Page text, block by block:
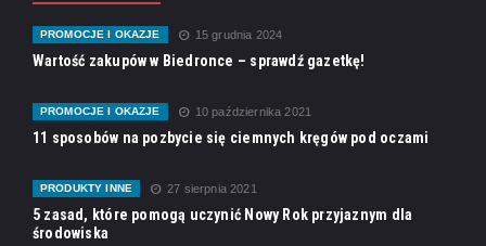
PROMOCJE I OKAZJE 15 grudnia 2024
Wartość zakupów w Biedronce – sprawdź gazetkę!
PROMOCJE I OKAZJE 10 października 2021
11 sposobów na pozbycie się ciemnych kręgów pod oczami
PRODUKTY INNE 27 sierpnia 2021
5 zasad, które pomogą uczynić Nowy Rok przyjaznym dla
środowiska